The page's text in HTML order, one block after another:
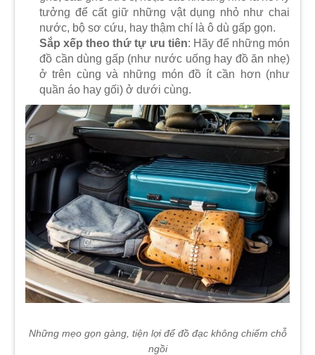
tưởng để cất giữ những vật dụng nhỏ như chai
nước, bộ sơ cứu, hay thậm chí là ô dù gấp gọn.
Sắp xếp theo thứ tự ưu tiên: Hãy để những món
đồ cần dùng gấp (như nước uống hay đồ ăn nhẹ)
ở trên cùng và những món đồ ít cần hơn (như
quần áo hay gối) ở dưới cùng.
Những mẹo gọn gàng, tiện lợi để đồ đạc không chiếm chỗ
ngồi